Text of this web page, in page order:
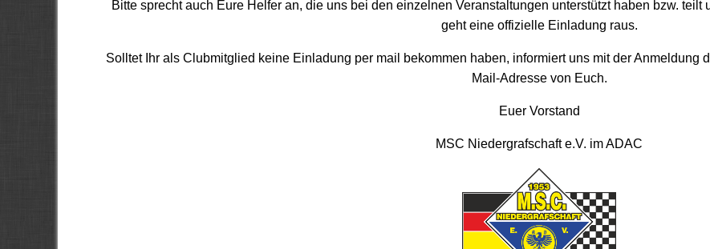
Bitte sprecht auch Eure Helfer an, die uns bei den einzelnen Veranstaltungen unterstützt haben bzw.
geht eine offizielle Einladung raus.
Solltet Ihr als Clubmitglied keine Einladung per mail bekommen haben, informiert uns mit der Anmeldung
Mail-Adresse von Euch.
Euer Vorstand
MSC Niedergrafschaft e.V. im ADAC